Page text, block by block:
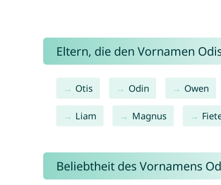
Eltern, die den Vornamen
Otis Odin Owen
Liam Magnus
Beliebtheit des Vornamens